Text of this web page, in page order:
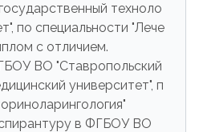
техноло
по специальности "Лече
с отличием.
ВО "Ставропольский
университет", п
в ФГБОУ ВО